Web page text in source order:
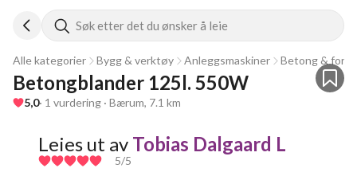
Søk etter det du ønsker å leie
Alle kategorier Bygg & verktøy Anleggsmaskiner Betong &
Betongblander 125l. 550W
5,0· 1 vurdering · Bærum, 7.1 km
Leies ut av Tobias Dalgaard L
5/5